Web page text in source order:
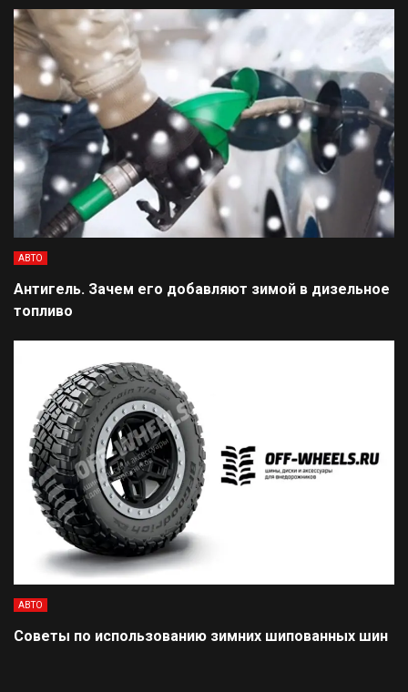
АВТО
Антигель. Зачем его добавляют зимой в дизельное
топливо
АВТО
Советы по использованию зимних шипованных шин